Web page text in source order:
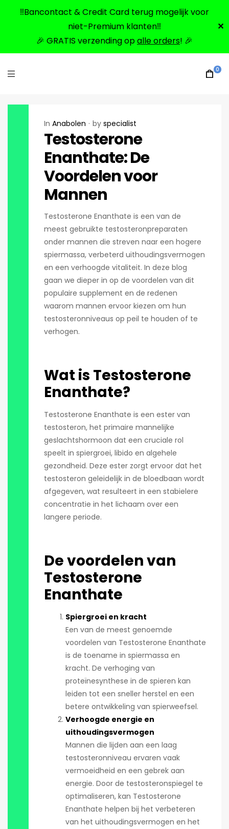
‼️Bancontact & Credit Card terug mogelijk voor
niet-Premium klanten‼️
🎉 GRATIS verzending opalle orders! 🎉
✕
0
In Anabolen by specialist
Testosterone
Enanthate: De
Voordelen voor
Mannen
Testosterone Enanthate is een van de
meest gebruikte testosteronpreparaten
onder mannen die streven naar een hogere
spiermassa, verbeterd uithoudingsvermogen
en een verhoogde vitaliteit. In deze blog
gaan we dieper in op de voordelen van dit
populaire supplement en de redenen
waarom mannen ervoor kiezen om hun
testosteronniveaus op peil te houden of te
verhogen.
Wat is Testosterone
Enanthate?
Testosterone Enanthate is een ester van
testosteron, het primaire mannelijke
geslachtshormoon dat een cruciale rol
speelt in spiergroei, libido en algehele
gezondheid. Deze ester zorgt ervoor dat het
testosteron geleidelijk in de bloedbaan wordt
afgegeven, wat resulteert in een stabielere
concentratie in het lichaam over een
langere periode.
De voordelen van
Testosterone
Enanthate
Spiergroei en kracht
Een van de meest genoemde
voordelen van Testosterone Enanthate
is de toename in spiermassa en
kracht. De verhoging van
proteïnesynthese in de spieren kan
leiden tot een sneller herstel en een
betere ontwikkeling van spierweefsel.
Verhoogde energie en
uithoudingsvermogen
Mannen die lijden aan een laag
testosteronniveau ervaren vaak
vermoeidheid en een gebrek aan
energie. Door de testosteronspiegel te
optimaliseren, kan Testosterone
Enanthate helpen bij het verbeteren
van het uithoudingsvermogen en het